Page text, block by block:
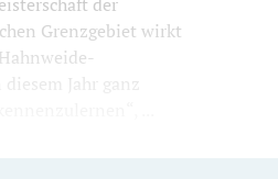
Grenzgebiet wirkt
Jahr ganz